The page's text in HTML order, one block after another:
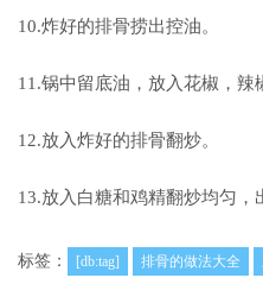
10.炸好的排骨捞出控油。
11.锅中留底油，放入花椒，辣
12.放入炸好的排骨翻炒。
13.放入白糖和鸡精翻炒均匀，
标签： [db:tag] 排骨的做法大全